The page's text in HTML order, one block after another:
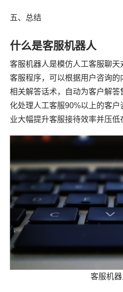
五、总结
什么是客服机器人
客服机器人是模仿人工客服聊
客服程序，可以根据用户咨询
相关解答话术，自动为客户解
化处理人工客服90%以上的客
业大幅提升客服接待效率并压低
客服机器